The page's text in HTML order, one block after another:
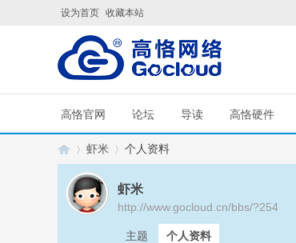
设为首页 收藏本站
高恪官网 论坛 导读 高恪硬件
虾米 个人资料
虾米
http://www.gocloud.cn/bbs/?254
主题 个人资料